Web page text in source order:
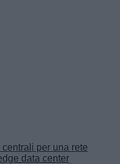
per una rete
data center